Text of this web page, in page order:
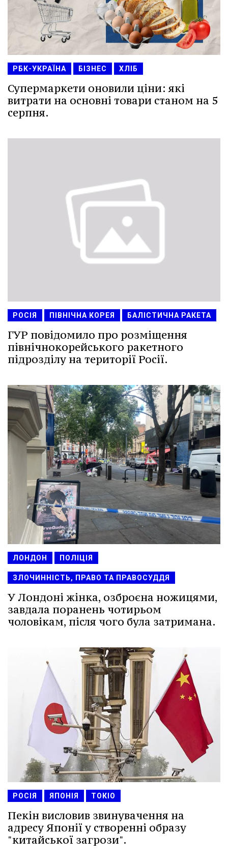
РБК-УКРАЇНА БІЗНЕС ХЛІБ
Супермаркети оновили ціни: які
витрати на основні товари станом на 5
серпня.
РОСІЯ ПІВНІЧНА КОРЕЯ БАЛІСТИЧНА РАКЕТА
ГУР повідомило про розміщення
північнокорейського ракетного
підрозділу на території Росії.
ЛОНДОН ПОЛІЦІЯ
ЗЛОЧИННІСТЬ, ПРАВО ТА ПРАВОСУДДЯ
У Лондоні жінка, озброєна ножицями,
завдала поранень чотирьом
чоловікам, після чого була затримана.
РОСІЯ ЯПОНІЯ ТОКІО
Пекін висловив звинувачення на
адресу Японії у створенні образу
"китайської загрози".